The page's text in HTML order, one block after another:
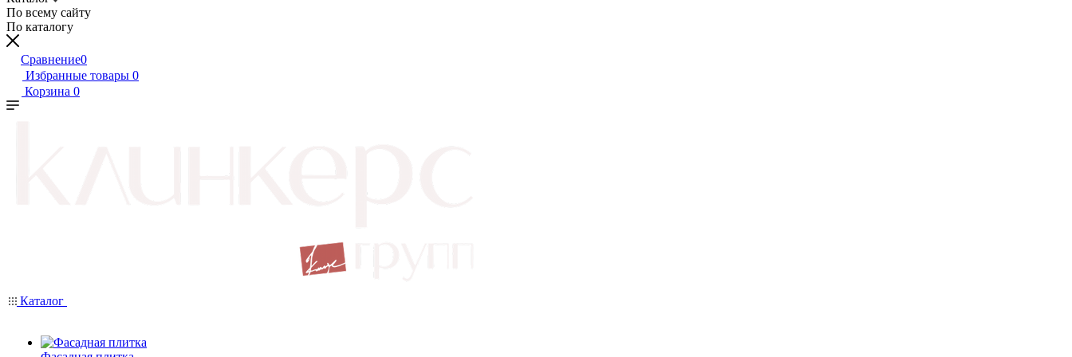
По всему сайту
По каталогу
Сравнение0
Избранные товары 0
Корзина 0
Каталог